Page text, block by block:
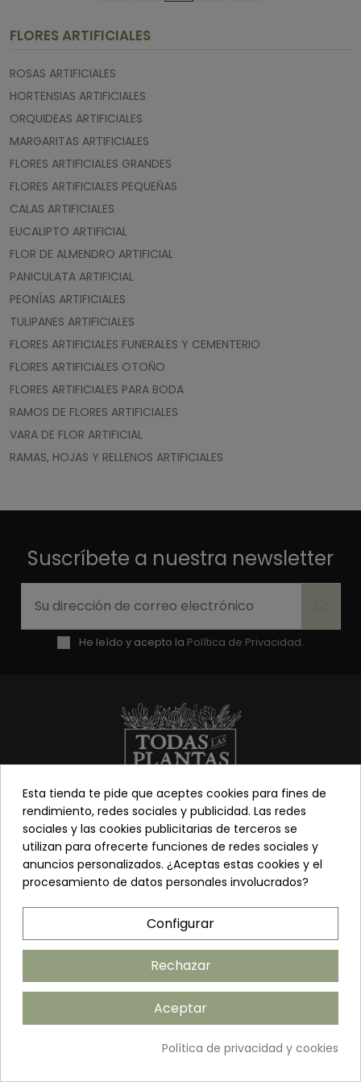
FLORES ARTIFICIALES
ROSAS ARTIFICIALES
HORTENSIAS ARTIFICIALES
ORQUIDEAS ARTIFICIALES
MARGARITAS ARTIFICIALES
FLORES ARTIFICIALES GRANDES
FLORES ARTIFICIALES PEQUEÑAS
CALAS ARTIFICIALES
EUCALIPTO ARTIFICIAL
FLOR DE ALMENDRO ARTIFICIAL
PANICULATA ARTIFICIAL
PEONÍAS ARTIFICIALES
TULIPANES ARTIFICIALES
FLORES ARTIFICIALES FUNERALES Y CEMENTERIO
FLORES ARTIFICIALES OTOÑO
FLORES ARTIFICIALES PARA BODA
RAMOS DE FLORES ARTIFICIALES
VARA DE FLOR ARTIFICIAL
RAMAS, HOJAS Y RELLENOS ARTIFICIALES
Suscríbete a nuestra newsletter
He leído y acepto la Política de Privacidad.
Síguenos
Información
Los más vendidos
Sobre nosotros
Preguntas frecuentes
Tienda
Mi cuenta
Contacto
Venta a profesionales
Legal
Esta tienda te pide que aceptes cookies para fines de
rendimiento, redes sociales y publicidad. Las redes
sociales y las cookies publicitarias de terceros se
utilizan para ofrecerte funciones de redes sociales y
anuncios personalizados. ¿Aceptas estas cookies y el
procesamiento de datos personales involucrados?
Configurar
Rechazar
Aceptar
Política de privacidad y cookies